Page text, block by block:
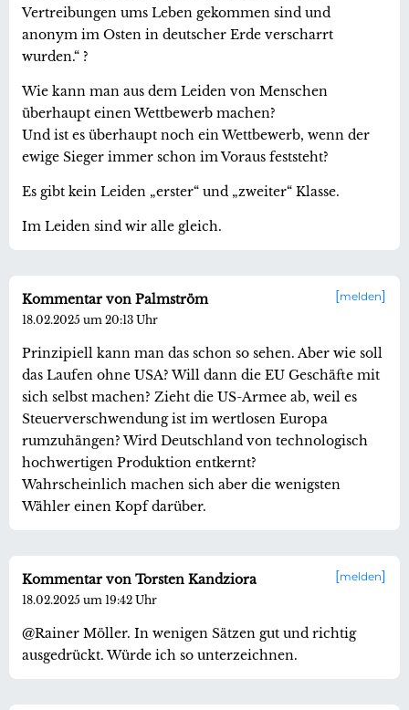
Vertreibungen ums Leben gekommen sind und
anonym im Osten in deutscher Erde verscharrt
wurden.“ ?
Wie kann man aus dem Leiden von Menschen
überhaupt einen Wettbewerb machen?
Und ist es überhaupt noch ein Wettbewerb, wenn der
ewige Sieger immer schon im Voraus feststeht?
Es gibt kein Leiden „erster“ und „zweiter“ Klasse.
Im Leiden sind wir alle gleich.
melden
Kommentar von Palmström
18.02.2025 um 20:13 Uhr
Prinzipiell kann man das schon so sehen. Aber wie soll
das Laufen ohne USA? Will dann die EU Geschäfte mit
sich selbst machen? Zieht die US-Armee ab, weil es
Steuerverschwendung ist im wertlosen Europa
rumzuhängen? Wird Deutschland von technologisch
hochwertigen Produktion entkernt?
Wahrscheinlich machen sich aber die wenigsten
Wähler einen Kopf darüber.
melden
Kommentar von Torsten Kandziora
18.02.2025 um 19:42 Uhr
@Rainer Möller. In wenigen Sätzen gut und richtig
ausgedrückt. Würde ich so unterzeichnen.